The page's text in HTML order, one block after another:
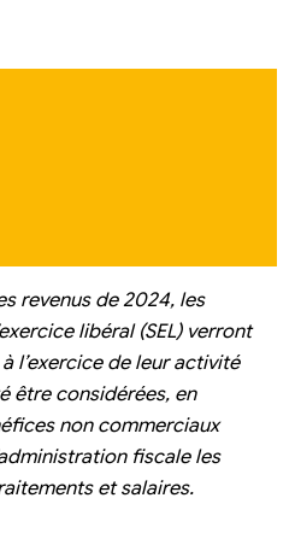
revenus de 2024, les
libéral (SEL) verront
l’exercice de leur activité
être considérées, en
non commerciaux
fiscale les
et salaires.